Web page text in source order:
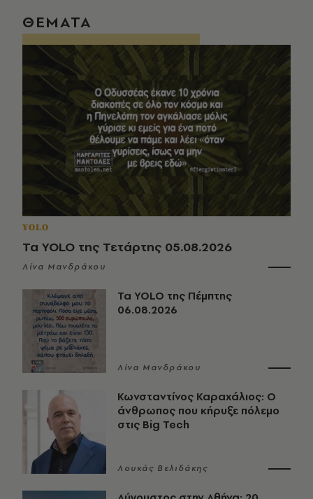
ΘΕΜΑΤΑ
YOLO
Τα YOLO της Τετάρτης 05.08.2026
Λίνα Μανδράκου
Τα YOLO της Πέμπτης
06.08.2026
Λίνα Μανδράκου
Κωνσταντίνος Καραχάλιος: Ο
άνθρωπος που κήρυξε πόλεμο
στις Big Tech
Λουκάς Βελιδάκης